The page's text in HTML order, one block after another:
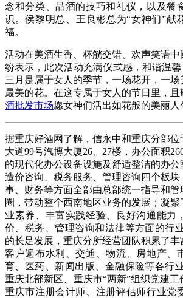
念和分类、品酒的技巧和礼仪，以及餐
识。侯黎明总、王良彬总为“女神们”献
福。
活动在美酒生香、杯觥交错、欢声笑语
纷表示，此次活动充满仪式感，和谐温
三月是属于女人的季节，一场花开，一场
最美的花。在这专属于女人的节日里，且
酒批发市场愿女神们活出如花般的美丽人
据重庆好酒网了解， 信永中和重庆分部位
大道99号汽博大厦26、27楼，办公面积
的现代化办公设备设施及舒适整洁的办公
造价咨询、税务服务、管理咨询四个板块
事、财务等方面全部由总部统一指导和
圈，带动整个西南地区业务的发展；凝
业素养、丰富实践经验、良好沟通能力
价、税务、管理咨询和法律等方面的行
的长足发展，重庆分所经营团队积累了丰
客户遍布水利、交通、物流、房地产、
育、医药、新闻出版、金融保险等各行
重庆北部新区、重庆市“两新”组织党建
重庆市注册会计师、注册评估师行业党